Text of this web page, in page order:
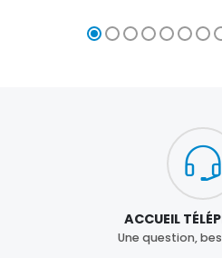
ACCUEIL
Une question,